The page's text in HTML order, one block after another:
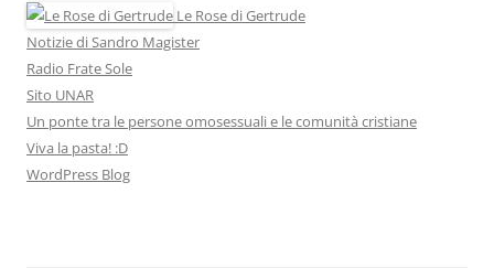
Le Rose di Gertrude
Notizie di Sandro Magister
Radio Frate Sole
Sito UNAR
Un ponte tra le persone omosessuali e le comunità cristiane
Viva la pasta! :D
WordPress Blog